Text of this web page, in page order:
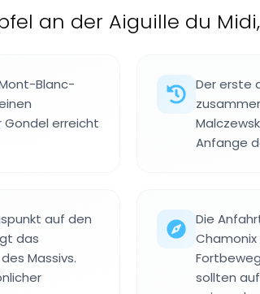
an der Aiguille du
Blanc-
Gondel erreicht
Der erste
Anfange
auf den
das
Massivs.
Die
sollten